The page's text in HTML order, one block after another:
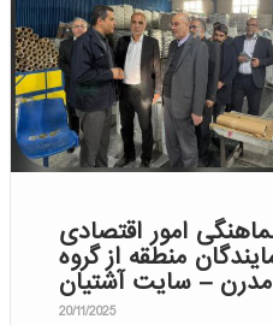
امور اقتصادی
منطقه از گروه
– سایت آشتیان
20/11/2025